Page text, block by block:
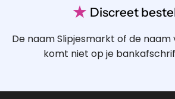
★ Discreet
De naam Slipjesmarkt of de
komt niet op je